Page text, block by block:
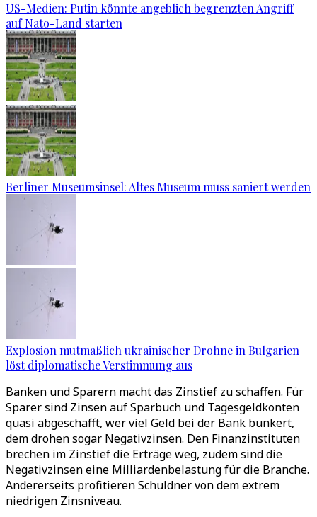
US-Medien: Putin könnte angeblich begrenzten Angriff
auf Nato-Land starten
Berliner Museumsinsel: Altes Museum muss saniert werden
Explosion mutmaßlich ukrainischer Drohne in Bulgarien
löst diplomatische Verstimmung aus
Banken und Sparern macht das Zinstief zu schaffen. Für
Sparer sind Zinsen auf Sparbuch und Tagesgeldkonten
quasi abgeschafft, wer viel Geld bei der Bank bunkert,
dem drohen sogar Negativzinsen. Den Finanzinstituten
brechen im Zinstief die Erträge weg, zudem sind die
Negativzinsen eine Milliardenbelastung für die Branche.
Andererseits profitieren Schuldner von dem extrem
niedrigen Zinsniveau.